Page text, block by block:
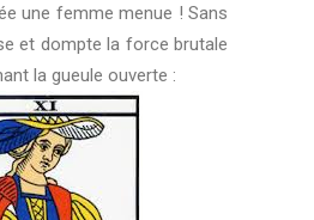
une femme menue ! Sans
et dompte la force brutale
la gueule ouverte :